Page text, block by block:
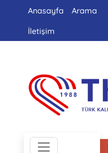
Anasayfa Arama
İletişim